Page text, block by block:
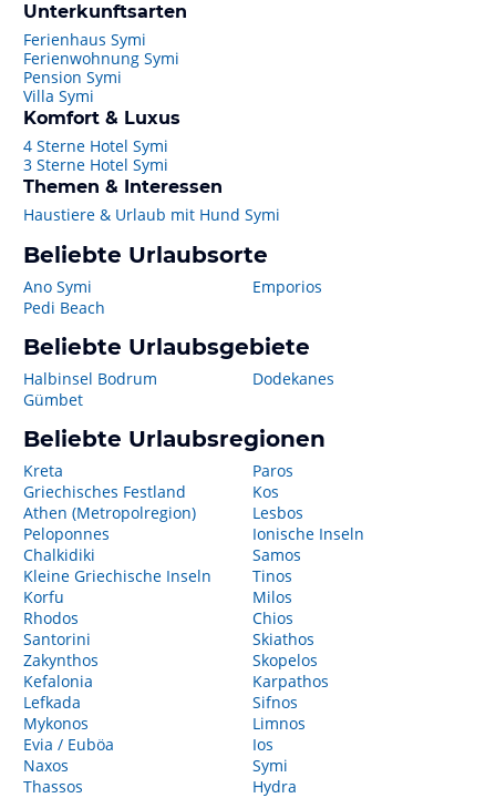
Unterkunftsarten
Ferienhaus Symi
Ferienwohnung Symi
Pension Symi
Villa Symi
Komfort & Luxus
4 Sterne Hotel Symi
3 Sterne Hotel Symi
Themen & Interessen
Haustiere & Urlaub mit Hund Symi
Beliebte Urlaubsorte
Ano Symi
Pedi Beach
Emporios
Beliebte Urlaubsgebiete
Halbinsel Bodrum
Gümbet
Dodekanes
Beliebte Urlaubsregionen
Kreta
Griechisches Festland
Athen (Metropolregion)
Peloponnes
Chalkidiki
Kleine Griechische Inseln
Korfu
Rhodos
Santorini
Zakynthos
Kefalonia
Lefkada
Mykonos
Evia / Euböa
Naxos
Thassos
Paros
Kos
Lesbos
Ionische Inseln
Samos
Tinos
Milos
Chios
Skiathos
Skopelos
Karpathos
Sifnos
Limnos
Ios
Symi
Hydra